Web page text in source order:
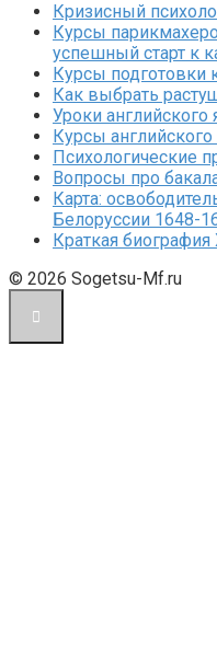
Кризисный
Курсы
успешный старт к
Курсы подготовки
Как выбрать
Уроки английского
Курсы
Психологические
Вопросы про
Карта:
Белоруссии 1648-
Краткая
© 2026 Sogetsu-Mf.ru